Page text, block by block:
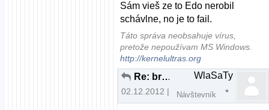
Sám vieš ze to Edo nerobil
schávlne, no je to fail.
Táto správa neobsahuje vírus,
pretože nepoužívam MS Windows.
http://kernelultras.org
Re: brightness fedora nefunkcne fn klavesy
02.12.2012 | 11:33
WlaSaTy
Návštevník